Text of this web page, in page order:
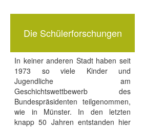
Die Schülerforschungen
In keiner anderen Stadt haben seit
1973 so viele Kinder und
Jugendliche am
Geschichtswettbewerb des
Bundespräsidenten teilgenommen,
wie in Münster. In den letzten
knapp 50 Jahren entstanden hier